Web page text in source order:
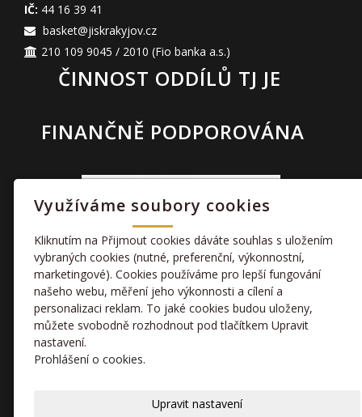
IČ: 44 16 39 41
basket@jiskrakyjov.cz
210 109 9045 / 2010 (Fio banka a.s.)
ČINNOST ODDÍLŮ TJ JE
FINANČNĚ PODPOROVÁNA
TAKÉ NÁS NAJDETE
kamera
Využíváme soubory cookies
Kliknutím na Přijmout cookies dáváte souhlas s uložením
vybraných cookies (nutné, preferenční, výkonnostní,
marketingové). Cookies používáme pro lepší fungování
našeho webu, měření jeho výkonnosti a cílení a
personalizaci reklam. To jaké cookies budou uloženy,
můžete svobodně rozhodnout pod tlačítkem Upravit
nastavení.
Prohlášení o cookies.
Upravit nastavení